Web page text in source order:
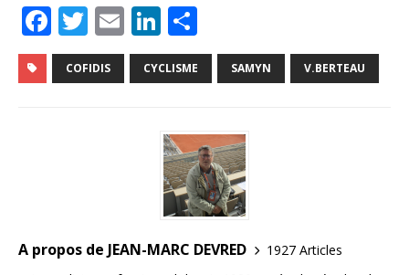
F
a
c
T
w
it
E
m
ai
Li
n
k
dI
n
ar
ta
e
r
COFIDIS CYCLISME SAMYN V.BERTEAU
A propos de JEAN-MARC DEVRED
1927 Articles